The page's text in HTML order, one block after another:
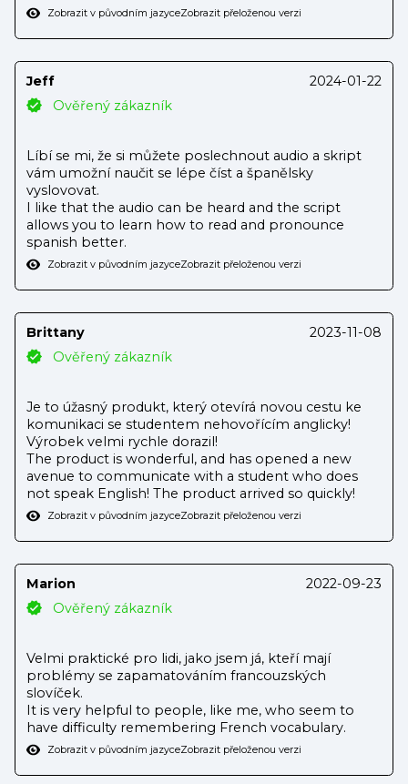
Zobrazit v původním jazyceZobrazit přeloženou verzi
Jeff
2024-01-22
Ověřený zákazník
Líbí se mi, že si můžete poslechnout audio a skript
vám umožní naučit se lépe číst a španělsky
vyslovovat.
I like that the audio can be heard and the script
allows you to learn how to read and pronounce
spanish better.
Zobrazit v původním jazyceZobrazit přeloženou verzi
Brittany
2023-11-08
Ověřený zákazník
Je to úžasný produkt, který otevírá novou cestu ke
komunikaci se studentem nehovořícím anglicky!
Výrobek velmi rychle dorazil!
The product is wonderful, and has opened a new
avenue to communicate with a student who does
not speak English! The product arrived so quickly!
Zobrazit v původním jazyceZobrazit přeloženou verzi
Marion
2022-09-23
Ověřený zákazník
Velmi praktické pro lidi, jako jsem já, kteří mají
problémy se zapamatováním francouzských
slovíček.
It is very helpful to people, like me, who seem to
have difficulty remembering French vocabulary.
Zobrazit v původním jazyceZobrazit přeloženou verzi